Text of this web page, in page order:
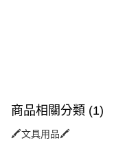
商品相關分類 (1)
🖍️文具用品🖍️